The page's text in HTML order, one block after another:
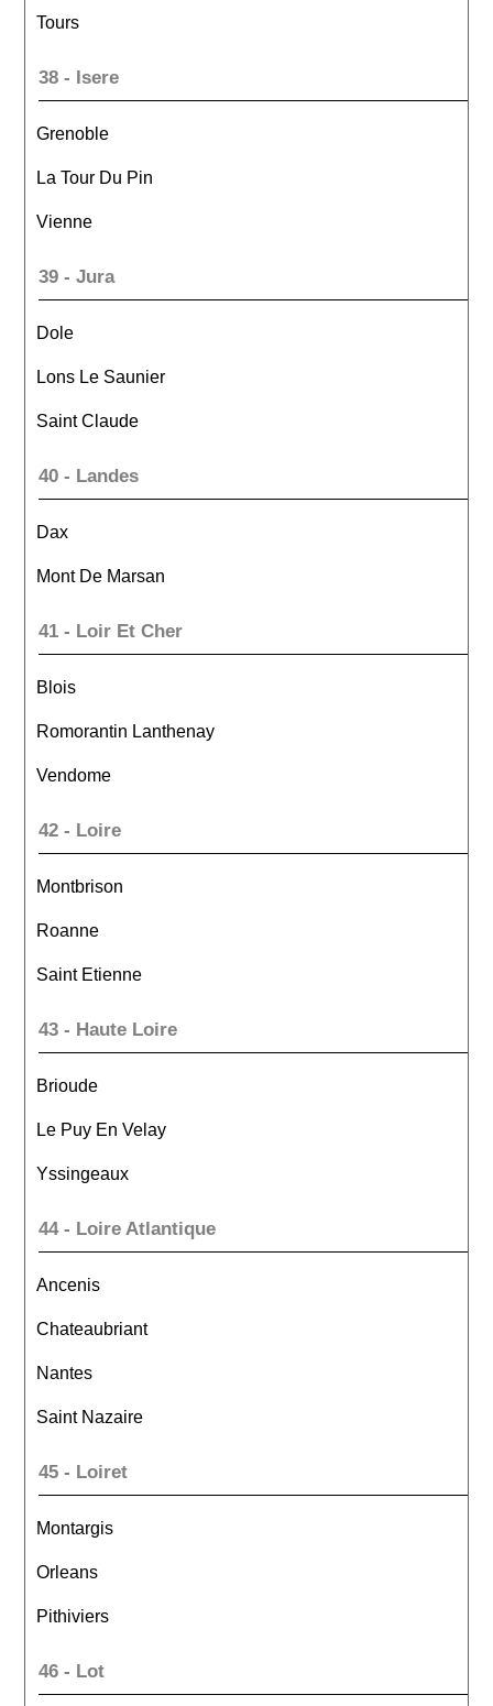
Tours
38 - Isere
Grenoble
La Tour Du Pin
Vienne
39 - Jura
Dole
Lons Le Saunier
Saint Claude
40 - Landes
Dax
Mont De Marsan
41 - Loir Et Cher
Blois
Romorantin Lanthenay
Vendome
42 - Loire
Montbrison
Roanne
Saint Etienne
43 - Haute Loire
Brioude
Le Puy En Velay
Yssingeaux
44 - Loire Atlantique
Ancenis
Chateaubriant
Nantes
Saint Nazaire
45 - Loiret
Montargis
Orleans
Pithiviers
46 - Lot